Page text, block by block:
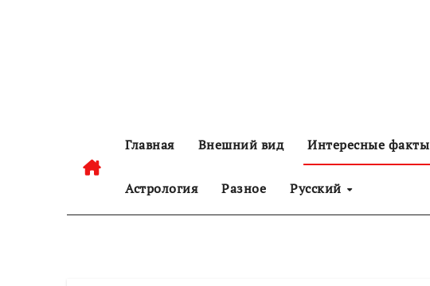
Главная Внешний вид Интересные факты
Астрология Разное Русский